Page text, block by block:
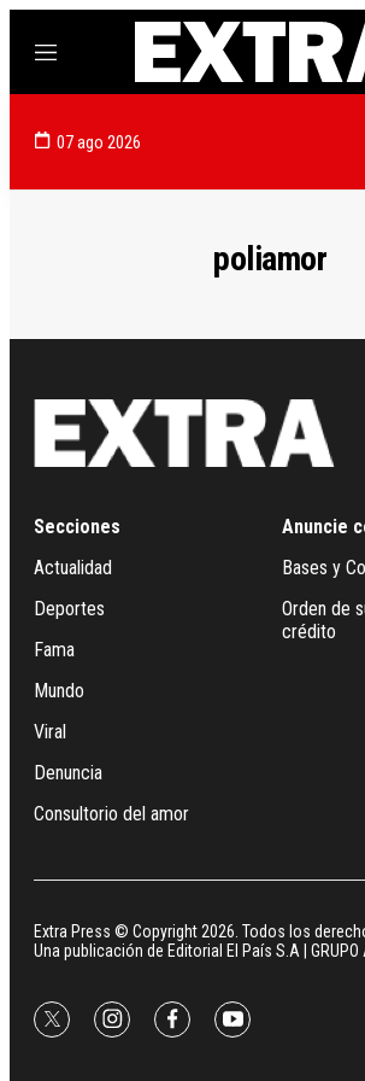
Menú
07 ago 2026
poliamor
Secciones
Actualidad
Deportes
Fama
Mundo
Viral
Denuncia
Consultorio del amor
Anuncie
Bases y
Orden de
crédito
Extra Press © Copyright 2026. Todos los
Una publicación de Editorial El País S.A | GRUPO
twitterinstagramfacebookyoutube